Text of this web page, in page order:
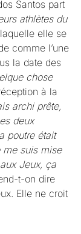
Santos part
athlètes du
elle se
comme l’une
la date des
chose
à la
archi prête,
deux
poutre était
me suis mise
Jeux, ça
t-on dire
Elle ne croit